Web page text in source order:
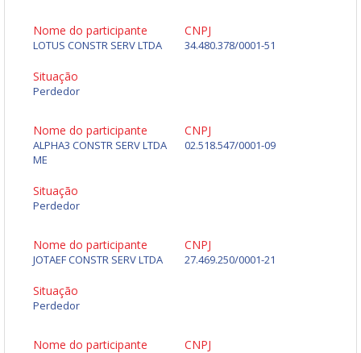
Nome do participante
LOTUS CONSTR SERV LTDA
CNPJ
34.480.378/0001-51
Situação
Perdedor
Nome do participante
ALPHA3 CONSTR SERV LTDA
ME
CNPJ
02.518.547/0001-09
Situação
Perdedor
Nome do participante
JOTAEF CONSTR SERV LTDA
CNPJ
27.469.250/0001-21
Situação
Perdedor
Nome do participante CNPJ